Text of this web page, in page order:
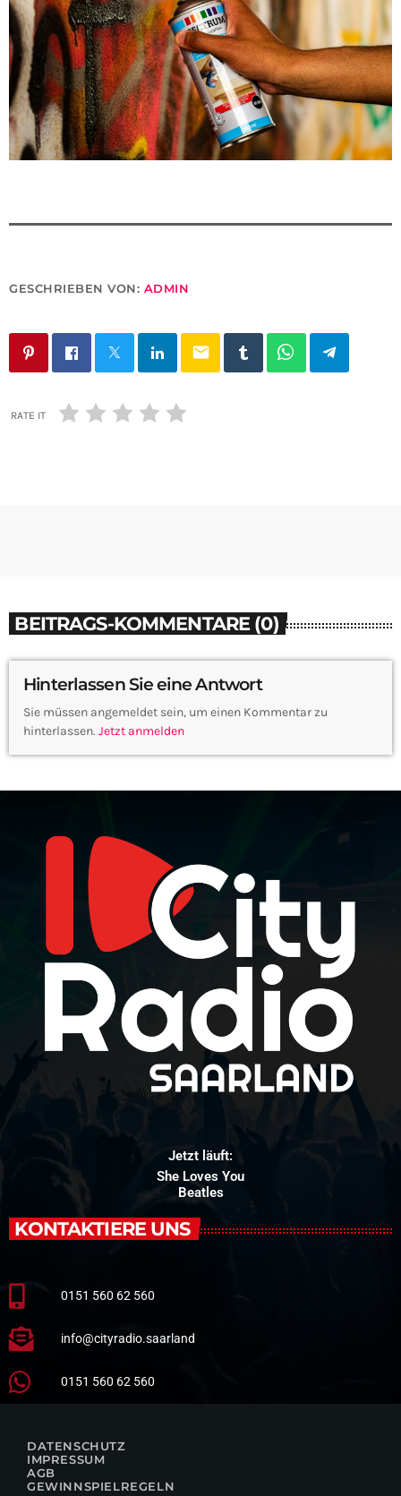
GESCHRIEBEN VON: ADMIN
email
RATE IT
BEITRAGS-KOMMENTARE (0)
Hinterlassen Sie eine Antwort
Sie müssen angemeldet sein, um einen Kommentar zu
hinterlassen. Jetzt anmelden
Jetzt läuft:
She Loves You
Beatles
KONTAKTIERE UNS
0151 560 62 560
info@cityradio.saarland
0151 560 62 560
DATENSCHUTZ
IMPRESSUM
AGB
GEWINNSPIELREGELN